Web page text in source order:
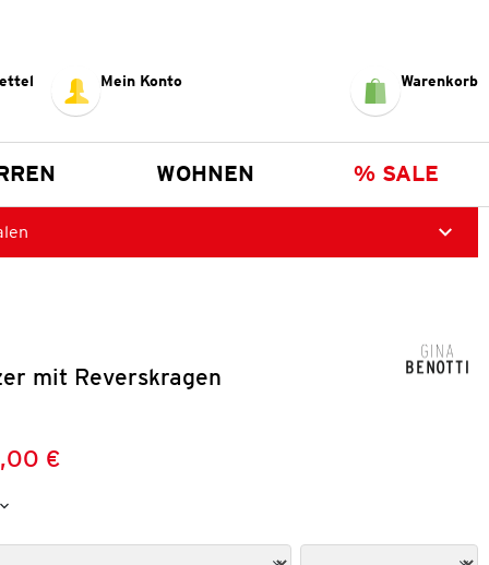
Mein Konto Warenkorb
WOHNEN % SALE
mit Reverskragen
€